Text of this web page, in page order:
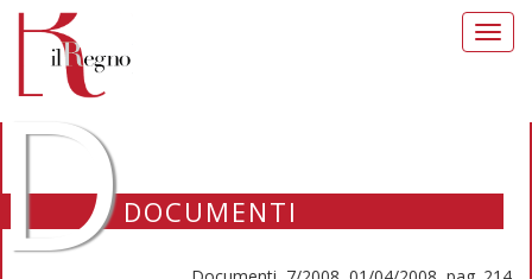
DOCUMENTI